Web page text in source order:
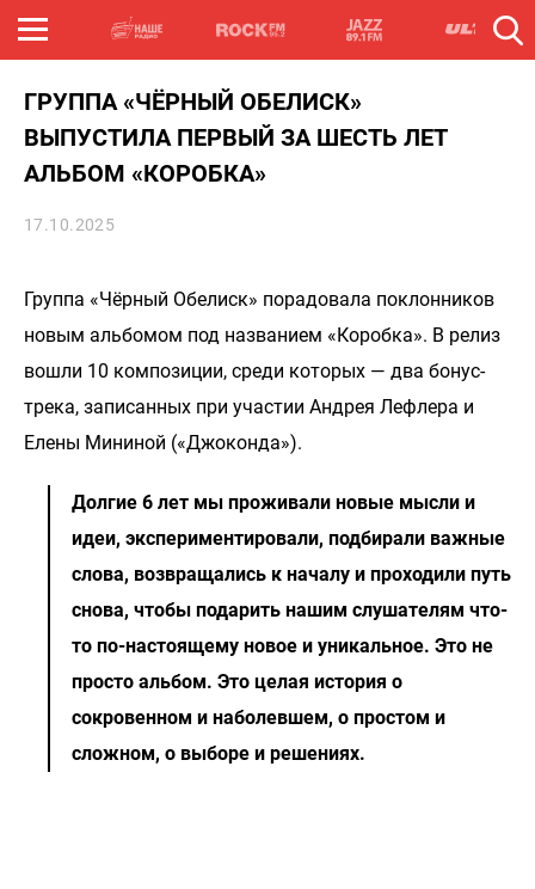
ГРУППА «ЧЁРНЫЙ ОБЕЛИСК»
ВЫПУСТИЛА ПЕРВЫЙ ЗА ШЕСТЬ ЛЕТ
АЛЬБОМ «КОРОБКА»
17.10.2025
Группа «Чёрный Обелиск» порадовала поклонников
новым альбомом под названием «Коробка». В релиз
вошли 10 композиции, среди которых — два бонус-
трека, записанных при участии Андрея Лефлера и
Елены Мининой («Джоконда»).
Долгие 6 лет мы проживали новые мысли и
идеи, экспериментировали, подбирали важные
слова, возвращались к началу и проходили путь
снова, чтобы подарить нашим слушателям что-
то по-настоящему новое и уникальное. Это не
просто альбом. Это целая история о
сокровенном и наболевшем, о простом и
сложном, о выборе и решениях.